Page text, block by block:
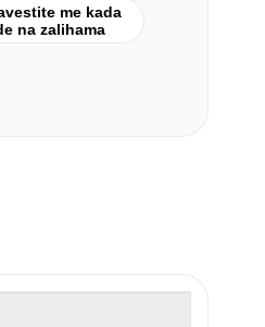
me kada
na zalihama